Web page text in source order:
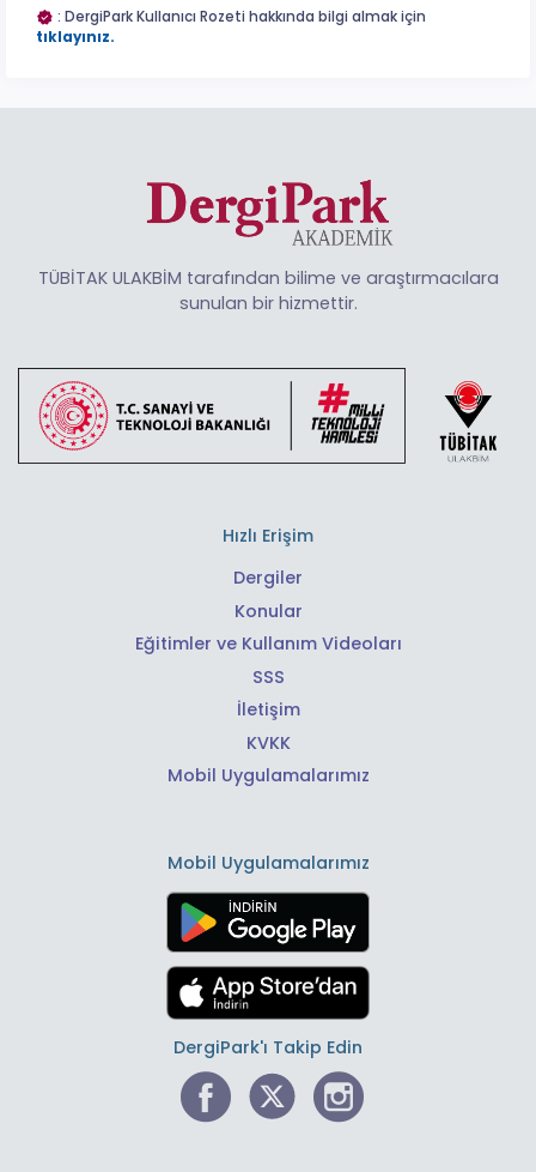
: DergiPark Kullanıcı Rozeti hakkında bilgi almak için
tıklayınız.
TÜBİTAK ULAKBİM tarafından bilime ve araştırmacılara
sunulan bir hizmettir.
Hızlı Erişim
Dergiler
Konular
Eğitimler ve Kullanım Videoları
SSS
İletişim
KVKK
Mobil Uygulamalarımız
Mobil Uygulamalarımız
DergiPark'ı Takip Edin